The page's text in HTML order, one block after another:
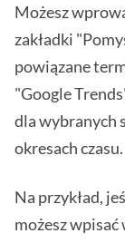
Możesz
zakładki
powiązane
"Google
dla wybranych
okresach czasu.
Na przykład,
możesz wpisać